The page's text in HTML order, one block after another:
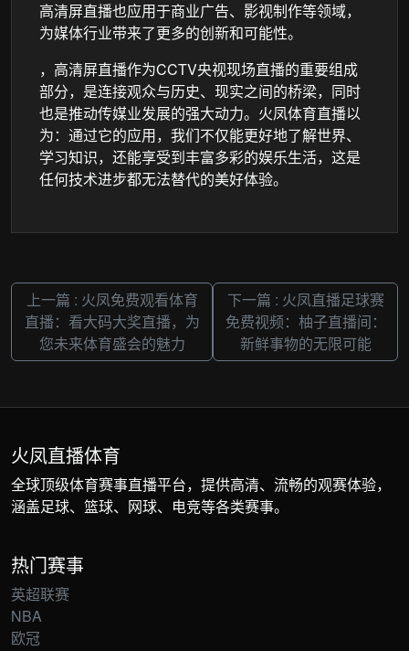
高清屏直播也应用于商业广告、影视制作等领域，
为媒体行业带来了更多的创新和可能性。
，高清屏直播作为CCTV央视现场直播的重要组成
部分，是连接观众与历史、现实之间的桥梁，同时
也是推动传媒业发展的强大动力。火凤体育直播以
为：通过它的应用，我们不仅能更好地了解世界、
学习知识，还能享受到丰富多彩的娱乐生活，这是
任何技术进步都无法替代的美好体验。
上一篇 : 火凤免费观看体育
直播：看大码大奖直播，为
您未来体育盛会的魅力
下一篇 : 火凤直播足球赛
免费视频：柚子直播间：
新鲜事物的无限可能
火凤直播体育
全球顶级体育赛事直播平台，提供高清、流畅的观赛体验，
涵盖足球、篮球、网球、电竞等各类赛事。
热门赛事
英超联赛
NBA
欧冠